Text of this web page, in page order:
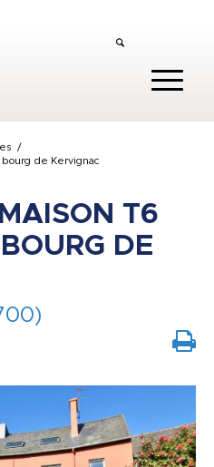
/
de Kervignac
T6
DE